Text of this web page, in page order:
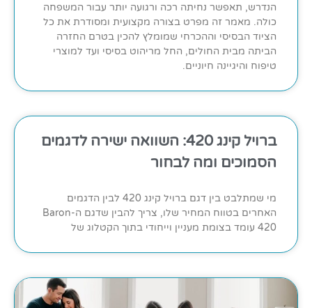
הנדרש, תאפשר נחיתה רכה ורגועה יותר עבור המשפחה
כולה. מאמר זה מפרט בצורה מקצועית ומסודרת את כל
הציוד הבסיסי וההכרחי שמומלץ להכין בטרם החזרה
הביתה מבית החולים, החל מריהוט בסיסי ועד למוצרי
טיפוח והיגיינה חיוניים.
ברויל קינג 420: השוואה ישירה לדגמים
הסמוכים ומה לבחור
מי שמתלבט בין דגם ברויל קינג 420 לבין הדגמים
האחרים בטווח המחיר שלו, צריך להבין שדגם ה-Baron
420 עומד בצומת מעניין וייחודי בתוך הקטלוג של